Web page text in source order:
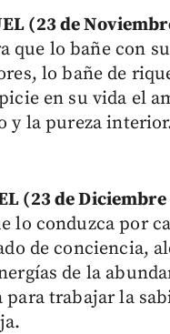
(23 de
que lo bañe con
lo bañe de
en su vida el
y la pureza
(23 de Diciembre
lo conduzca por
de conciencia,
de la
trabajar la